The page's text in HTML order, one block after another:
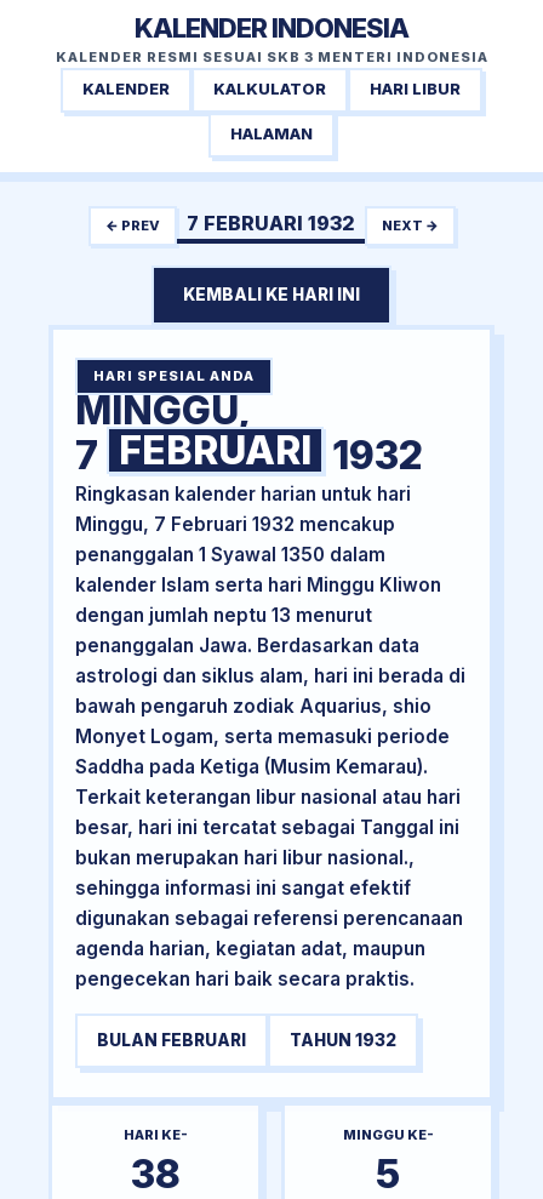
KALENDER INDONESIA
KALENDER RESMI SESUAI SKB 3 MENTERI INDONESIA
KALENDER KALKULATOR HARI LIBUR
HALAMAN
← PREV 7 FEBRUARI 1932 NEXT →
KEMBALI KE HARI INI
HARI SPESIAL ANDA
MINGGU,
7 FEBRUARI 1932
Ringkasan kalender harian untuk hari
Minggu, 7 Februari 1932 mencakup
penanggalan 1 Syawal 1350 dalam
kalender Islam serta hari Minggu Kliwon
dengan jumlah neptu 13 menurut
penanggalan Jawa. Berdasarkan data
astrologi dan siklus alam, hari ini berada di
bawah pengaruh zodiak Aquarius, shio
Monyet Logam, serta memasuki periode
Saddha pada Ketiga (Musim Kemarau).
Terkait keterangan libur nasional atau hari
besar, hari ini tercatat sebagai Tanggal ini
bukan merupakan hari libur nasional.,
sehingga informasi ini sangat efektif
digunakan sebagai referensi perencanaan
agenda harian, kegiatan adat, maupun
pengecekan hari baik secara praktis.
BULAN FEBRUARI TAHUN 1932
HARI KE-
38
MINGGU KE-
5